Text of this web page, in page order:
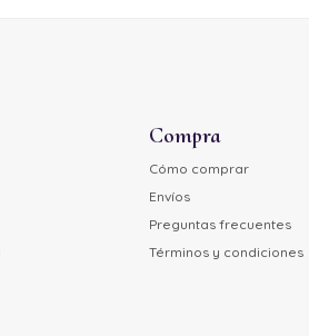
Compra
Cómo comprar
Envíos
Preguntas frecuentes
Términos y condiciones